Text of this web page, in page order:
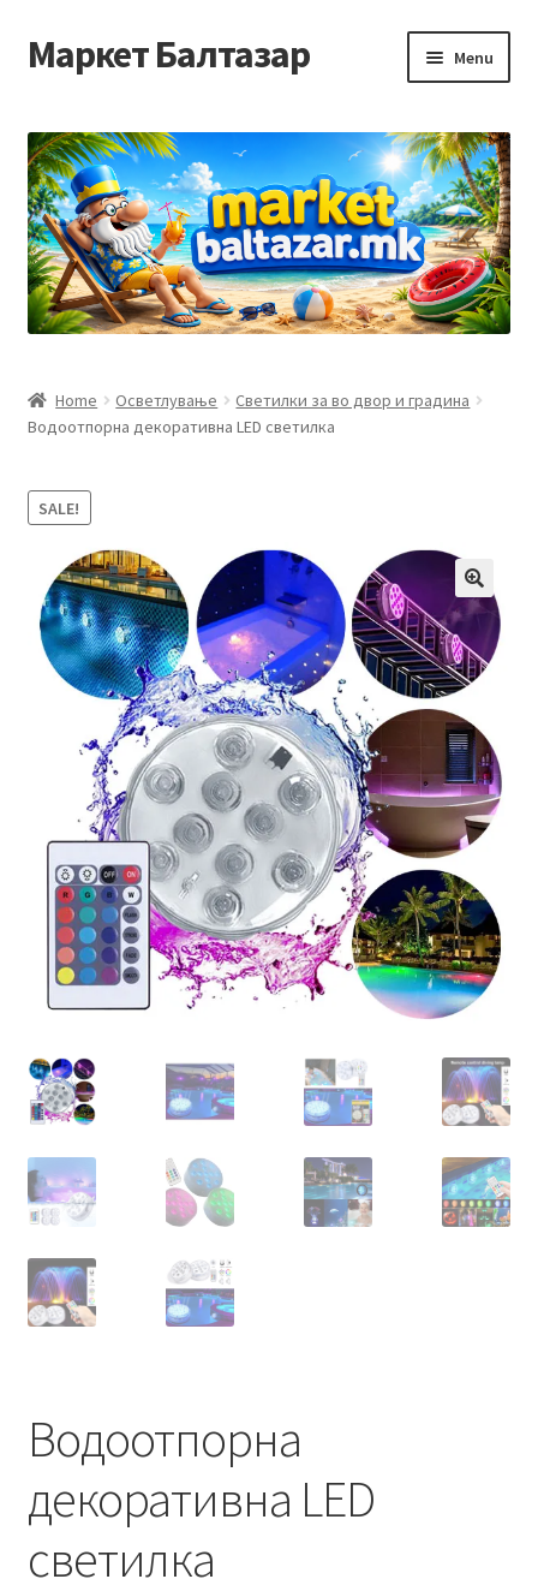
Skip
to
Skip
to
Маркет Балтазар Menu
Checkout
Homepage
Privacy Policy
Контакт
Корисничка подршка
Кошничка
Мој профил
Рекламации и замена на производ
Сите производи
Услови за користење
Home Осветлување
Светилки за во двор и градина
Водоотпорна декоративна LED светилка
SALE!
Водоотпорна
декоративна LED
светилка